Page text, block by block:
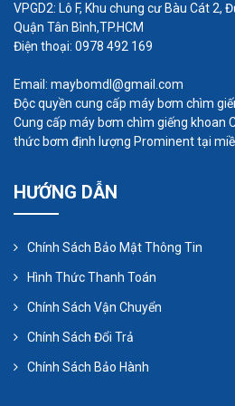
khí tự động. Chi phí của các
VPGD2: Lô F, Khu chung cư Bàu Cát 2,
Quận Tân Bình,TP.HCM
Điện thoại: 0978 492 169
Email: maybomdl@gmail.com
Độc quyền cung cấp máy bơm chìm
Cung cấp máy bơm chìm giếng khoan
thức bơm định lượng Prominent tại
HƯỚNG DẪN
Chính Sách Bảo Mật Thông Tin
Hình Thức Thanh Toán
Chính Sách Vận Chuyển
Chính Sách Đổi Trả
Chính Sách Bảo Hành